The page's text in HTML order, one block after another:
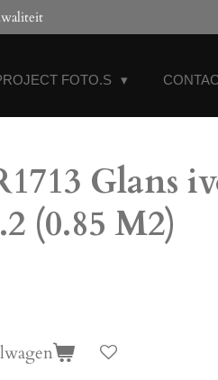
FOTO.S
Glans
(0.85 M2)